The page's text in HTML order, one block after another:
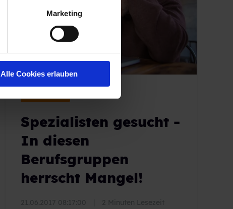
Marketing
Alle Cookies erlauben
Spezialisten gesucht -
In diesen
Berufsgruppen
herrscht Mangel!